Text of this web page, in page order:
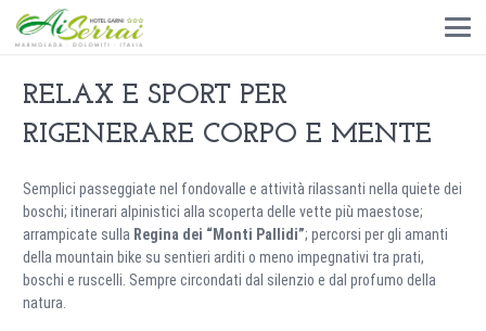
RELAX E SPORT PER
RIGENERARE CORPO E MENTE
Semplici passeggiate nel fondovalle e attività rilassanti nella quiete dei
boschi; itinerari alpinistici alla scoperta delle vette più maestose;
arrampicate sulla Regina dei “Monti Pallidi”; percorsi per gli amanti
della mountain bike su sentieri arditi o meno impegnativi tra prati,
boschi e ruscelli. Sempre circondati dal silenzio e dal profumo della
natura.